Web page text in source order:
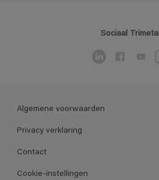
Sociaal Trimetal
Algemene voorwaarden
Privacy verklaring
Contact
Cookie-instellingen